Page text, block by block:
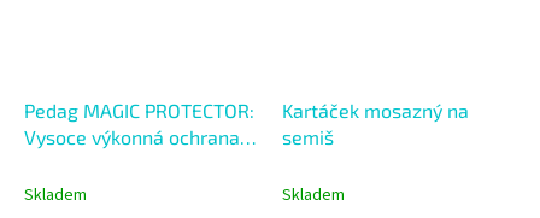
Pedag MAGIC PROTECTOR:
Vysoce výkonná ochrana
Skladem
Kartáček mosazný na
semiš
Skladem